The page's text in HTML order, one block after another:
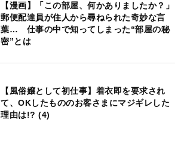
【漫画】「この部屋、何かありましたか？」
郵便配達員が住人から尋ねられた奇妙な言
葉… 仕事の中で知ってしまった“部屋の秘
密”とは
【風俗嬢として初仕事】着衣即を要求され
て、OKしたもののお客さまにマジギレした
理由は!? (4)